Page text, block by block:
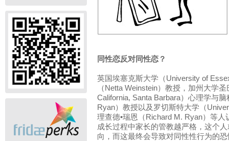
同性恋反对同性恋？
英国埃塞克斯大学（University of
（Netta Weinstein）教授，加州大学
California, Santa Barbara）心理学与
Ryan）教授以及罗切斯特大学（
理查德•瑞恩（Richard M. Ryan）等
成长过程中家长的管教越严格，这个
向，而这最终会导致对同性性行为的